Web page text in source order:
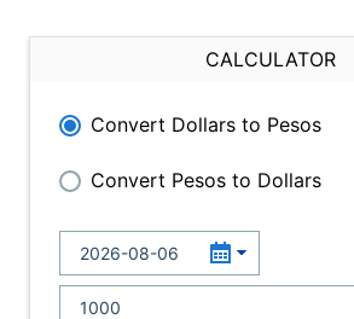
CALCULATOR
Convert Dollars to Pesos
Convert Pesos to Dollars